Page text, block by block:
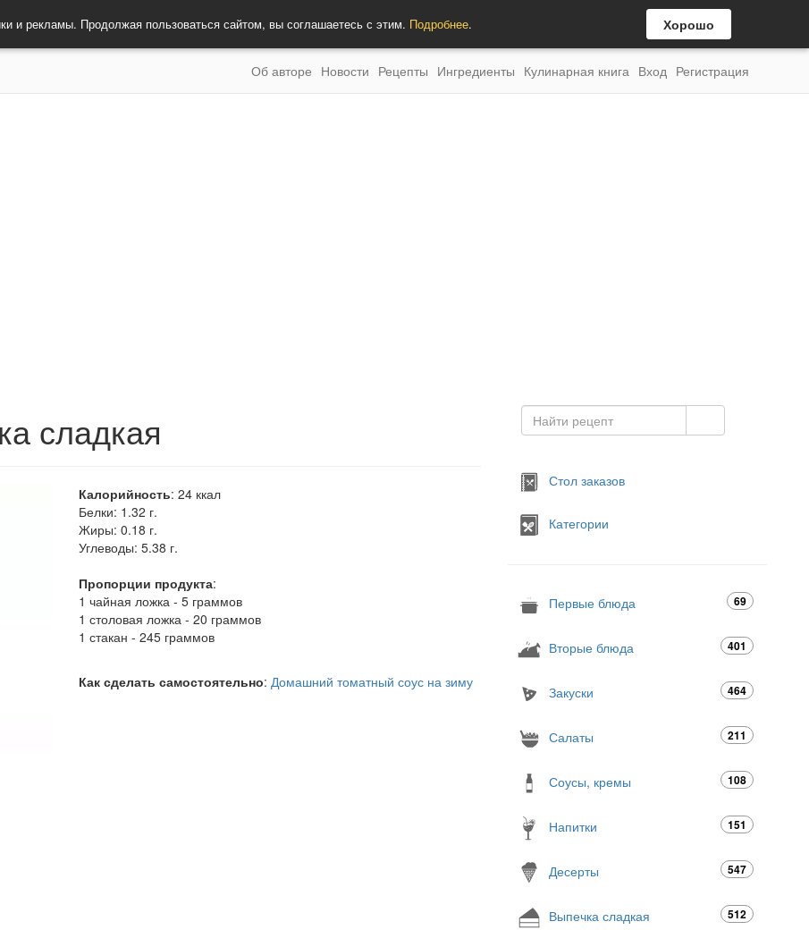
и рекламы. Продолжая пользоваться сайтом, вы соглашаетесь с этим. Подробнее. Хорошо
Об авторе Новости Рецепты Ингредиенты Кулинарная книга Вход Регистрация
сладкая
Калорийность: 24 ккал
Белки: 1.32 г.
Жиры: 0.18 г.
Углеводы: 5.38 г.
Пропорции продукта:
1 чайная ложка - 5 граммов
1 столовая ложка - 20 граммов
1 стакан - 245 граммов
Как сделать самостоятельно: Домашний томатный соус на зиму
Стол заказов
Категории
Первые блюда 69
Вторые блюда 401
Закуски 464
Салаты 211
Соусы, кремы 108
Напитки 151
Десерты 547
Выпечка сладкая 512